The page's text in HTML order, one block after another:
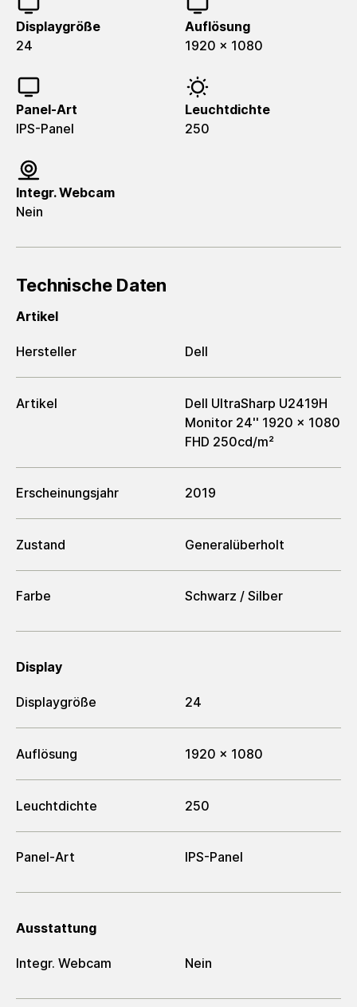
Displaygröße
24
Auflösung
1920 x 1080
Panel-Art
IPS-Panel
Leuchtdichte
250
Integr. Webcam
Nein
Technische Daten
Artikel
Hersteller Dell
Artikel
Dell UltraSharp U2419H
Monitor 24'' 1920 x 1080
FHD 250cd/m²
Erscheinungsjahr 2019
Zustand Generalüberholt
Farbe Schwarz / Silber
Display
Displaygröße 24
Auflösung 1920 x 1080
Leuchtdichte 250
Panel-Art IPS-Panel
Ausstattung
Integr. Webcam Nein